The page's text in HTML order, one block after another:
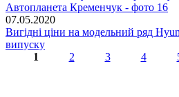
07.05.2020
Вигідні ціни на модельний ряд
випуску
1 2 3 4